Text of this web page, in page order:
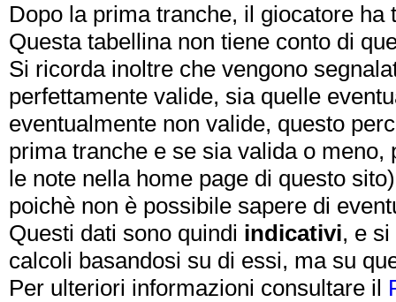
Dopo la prima tranche, il giocatore
Questa tabellina non tiene conto di
Si ricorda inoltre che vengono
perfettamente valide, sia quelle
eventualmente non valide, questo
prima tranche e se sia valida o
le note nella home page di questo
poichè non è possibile sapere di
Questi dati sono quindi indicativi, e
calcoli basandosi su di essi, ma su
Per ulteriori informazioni consultare il